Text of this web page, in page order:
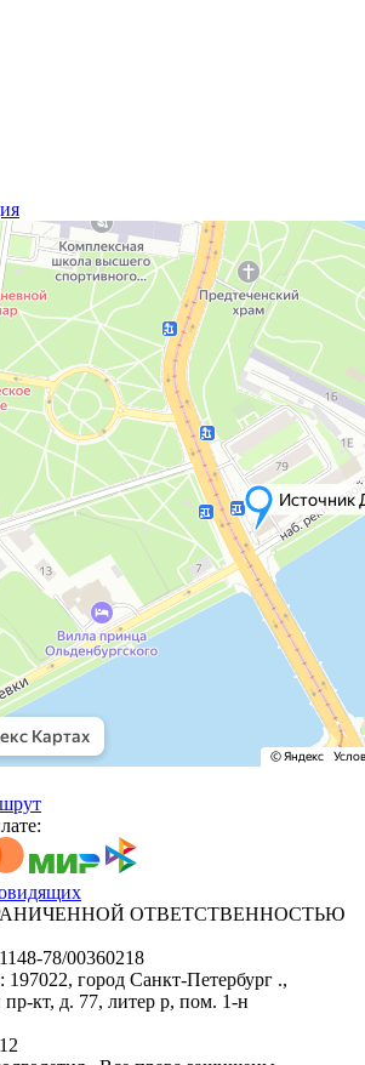
ОТВЕТСТВЕННОСТЬЮ
78/00360218
город Санкт-Петербург .,
кт, д. 77, литер р, пом. 1-н